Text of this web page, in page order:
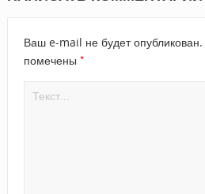
Ваш e-mail не будет опубликован.
помечены *